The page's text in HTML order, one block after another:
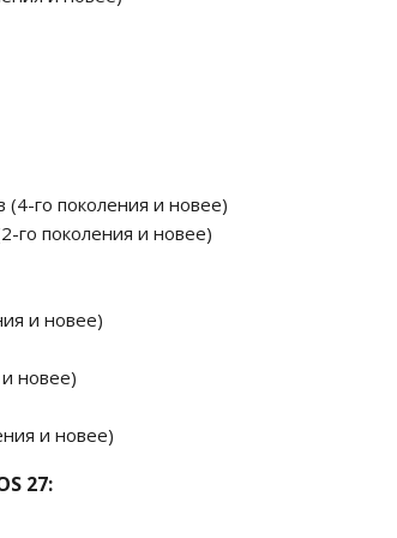
го поколения и новее)
го поколения и новее)
и новее)
новее)
и новее)
27: